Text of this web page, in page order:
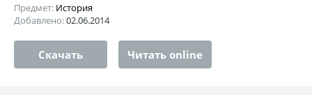
Предмет: История
Добавлено:02.06.2014
Скачать Читать online